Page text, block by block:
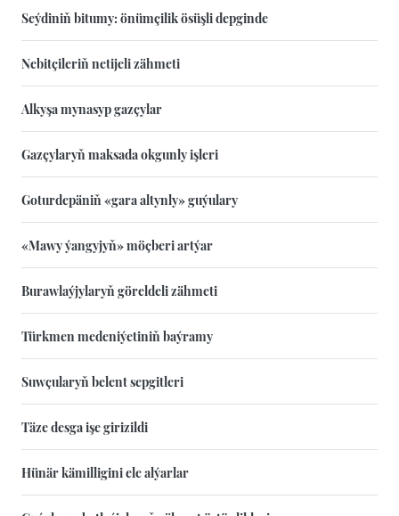
Seýdiniň bitumy: önümçilik ösüşli depginde
Nebitçileriň netijeli zähmeti
Alkyşa mynasyp gazçylar
Gazçylaryň maksada okgunly işleri
Goturdepäniň «gara altynly» guýulary
«Mawy ýangyjyň» möçberi artýar
Burawlaýjylaryň göreldeli zähmeti
Türkmen medeniýetiniň baýramy
Suwçularyň belent sepgitleri
Täze desga işe girizildi
Hünär kämilligini ele alýarlar